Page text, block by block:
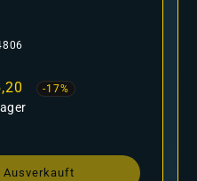
-17%
Ausverkauft